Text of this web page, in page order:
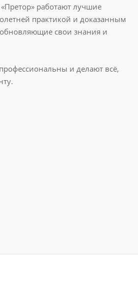
работают лучшие
практикой и доказанным
свои знания и
и делают всё,